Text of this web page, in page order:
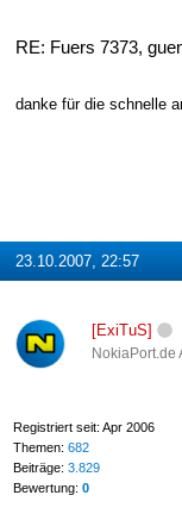
RE: Fuers 7373,
danke für die schnelle
23.10.2007, 22:57
[ExiTuS]
NokiaPort.de
Registriert seit: Apr 2006
Themen: 682
Beiträge: 3.829
Bewertung: 0